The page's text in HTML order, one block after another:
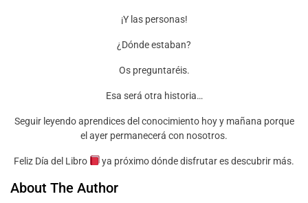
¡Y las personas!
¿Dónde estaban?
Os preguntaréis.
Esa será otra historia…
Seguir leyendo aprendices del conocimiento hoy y mañana porque
el ayer permanecerá con nosotros.
Feliz Día del Libro ya próximo dónde disfrutar es descubrir más.
About The Author